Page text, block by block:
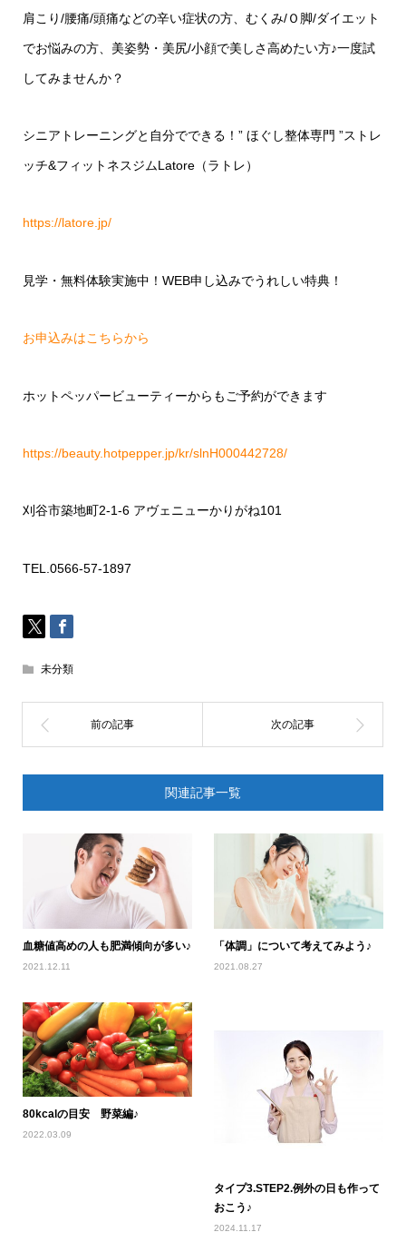
肩こり/腰痛/頭痛などの辛い症状の方、むくみ/Ｏ脚/ダイエット
でお悩みの方、美姿勢・美尻/小顔で美しさ高めたい方♪一度試
してみませんか？
シニアトレーニングと自分でできる！ ” ほぐし整体専門 ”ストレ
ッチ&フィットネスジムLatore（ラトレ）
https://latore.jp/
見学・無料体験実施中！ WEB申し込みでうれしい特典！
お申込みはこちらから
ホットペッパービューティーからもご予約ができます
https://beauty.hotpepper.jp/kr/slnH000442728/
刈谷市築地町2-1-6 アヴェニューかりがね101
TEL.0566-57-1897
未分類
関連記事一覧
血糖値高めの人も肥満傾向が多い♪
2021.12.11
「体調」について考えてみよう♪
2021.08.27
80kcalの目安 野菜編♪
2022.03.09
タイプ3.STEP2.例外の日も作って
おこう♪
2024.11.17